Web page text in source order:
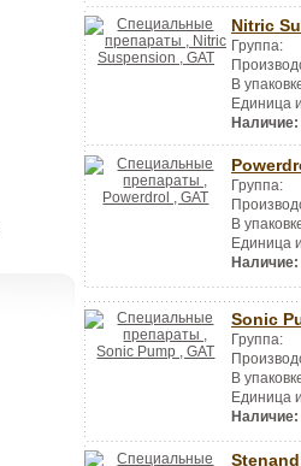
Nitric
Группа:
В
Единица
Наличие:
Группа:
В
Единица
Наличие:
Sonic
Группа:
В
Единица
Наличие: